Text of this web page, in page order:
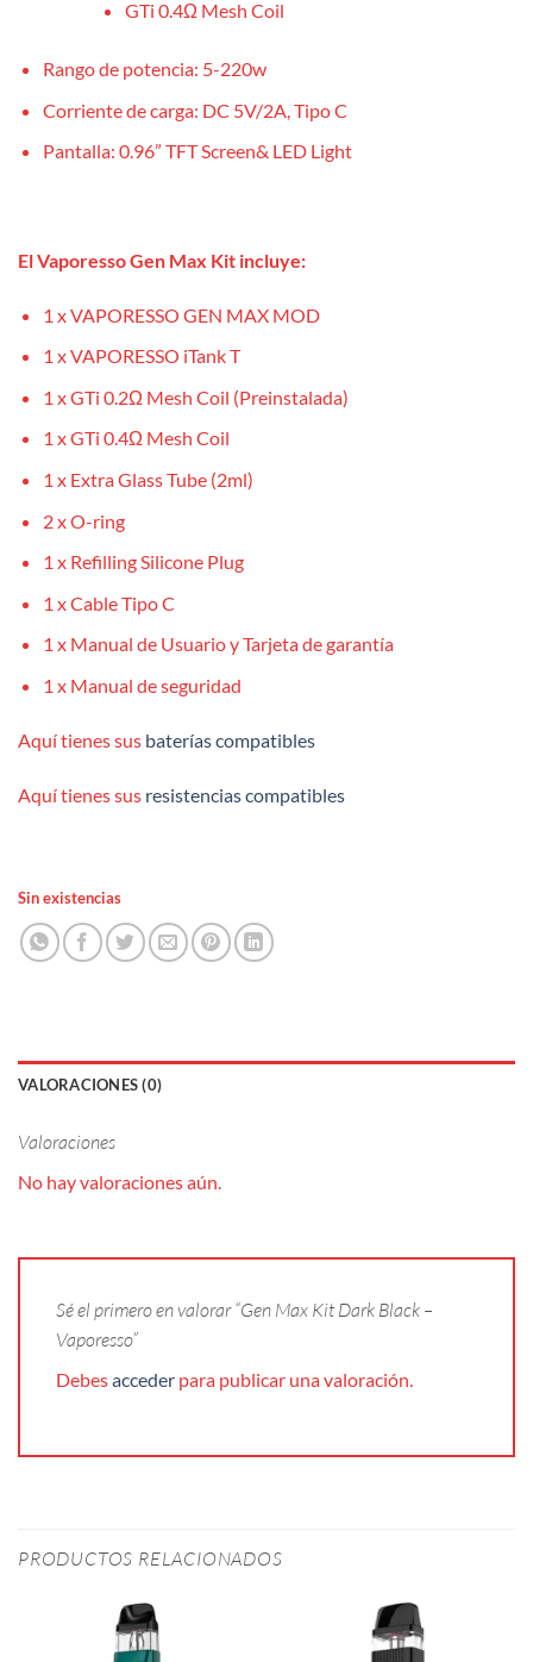
GTi 0.4Ω Mesh Coil
Rango de potencia: 5-220w
Corriente de carga: DC 5V/2A, Tipo C
Pantalla: 0.96” TFT Screen& LED Light
El Vaporesso Gen Max Kit incluye:
1 x VAPORESSO GEN MAX MOD
1 x VAPORESSO iTank T
1 x GTi 0.2Ω Mesh Coil (Preinstalada)
1 x GTi 0.4Ω Mesh Coil
1 x Extra Glass Tube (2ml)
2 x O-ring
1 x Refilling Silicone Plug
1 x Cable Tipo C
1 x Manual de Usuario y Tarjeta de garantía
1 x Manual de seguridad
Aquí tienes sus baterías compatibles
Aquí tienes sus resistencias compatibles
Sin existencias
VALORACIONES (0)
Valoraciones
No hay valoraciones aún.
Sé el primero en valorar “Gen Max Kit Dark Black –
Vaporesso”
Debesacceder para publicar una valoración.
PRODUCTOS RELACIONADOS